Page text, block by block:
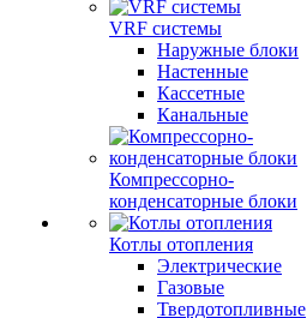
VRF системы
Наружные блоки
Настенные
Кассетные
Канальные
Компрессорно-
конденсаторные блоки
Котлы отопления
Электрические
Газовые
Твердотопливные